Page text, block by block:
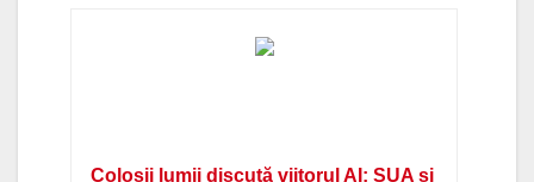
Colosii lumii discută viitorul AI: SUA și